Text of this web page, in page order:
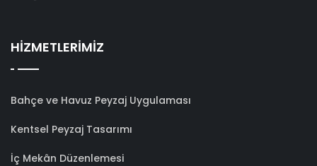
HİZMETLERİMİZ
Bahçe ve Havuz Peyzaj Uygulaması
Kentsel Peyzaj Tasarımı
İç Mekân Düzenlemesi